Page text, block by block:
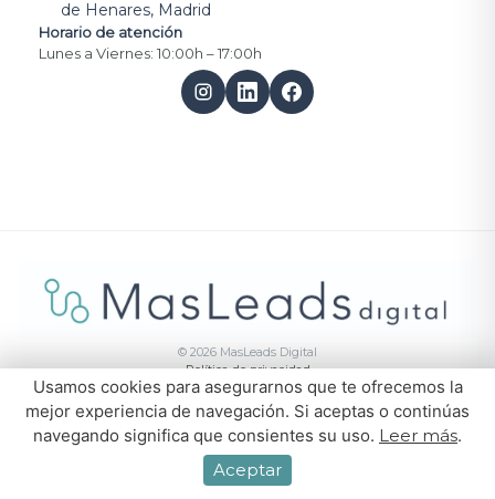
de Henares, Madrid
Horario de atención
Lunes a Viernes: 10:00h – 17:00h
© 2026 MasLeads Digital
Política de privacidad
SERVICIOS
Posicionamiento SEO
Gestión de Redes Sociales
Paid Media
Usamos cookies para asegurarnos que te ofrecemos la
mejor experiencia de navegación. Si aceptas o continúas
navegando significa que consientes su uso. Leer más.
Aceptar